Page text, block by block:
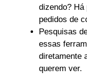
dizendo? Há
pedidos de
Pesquisas
essas
diretamente
querem ver.